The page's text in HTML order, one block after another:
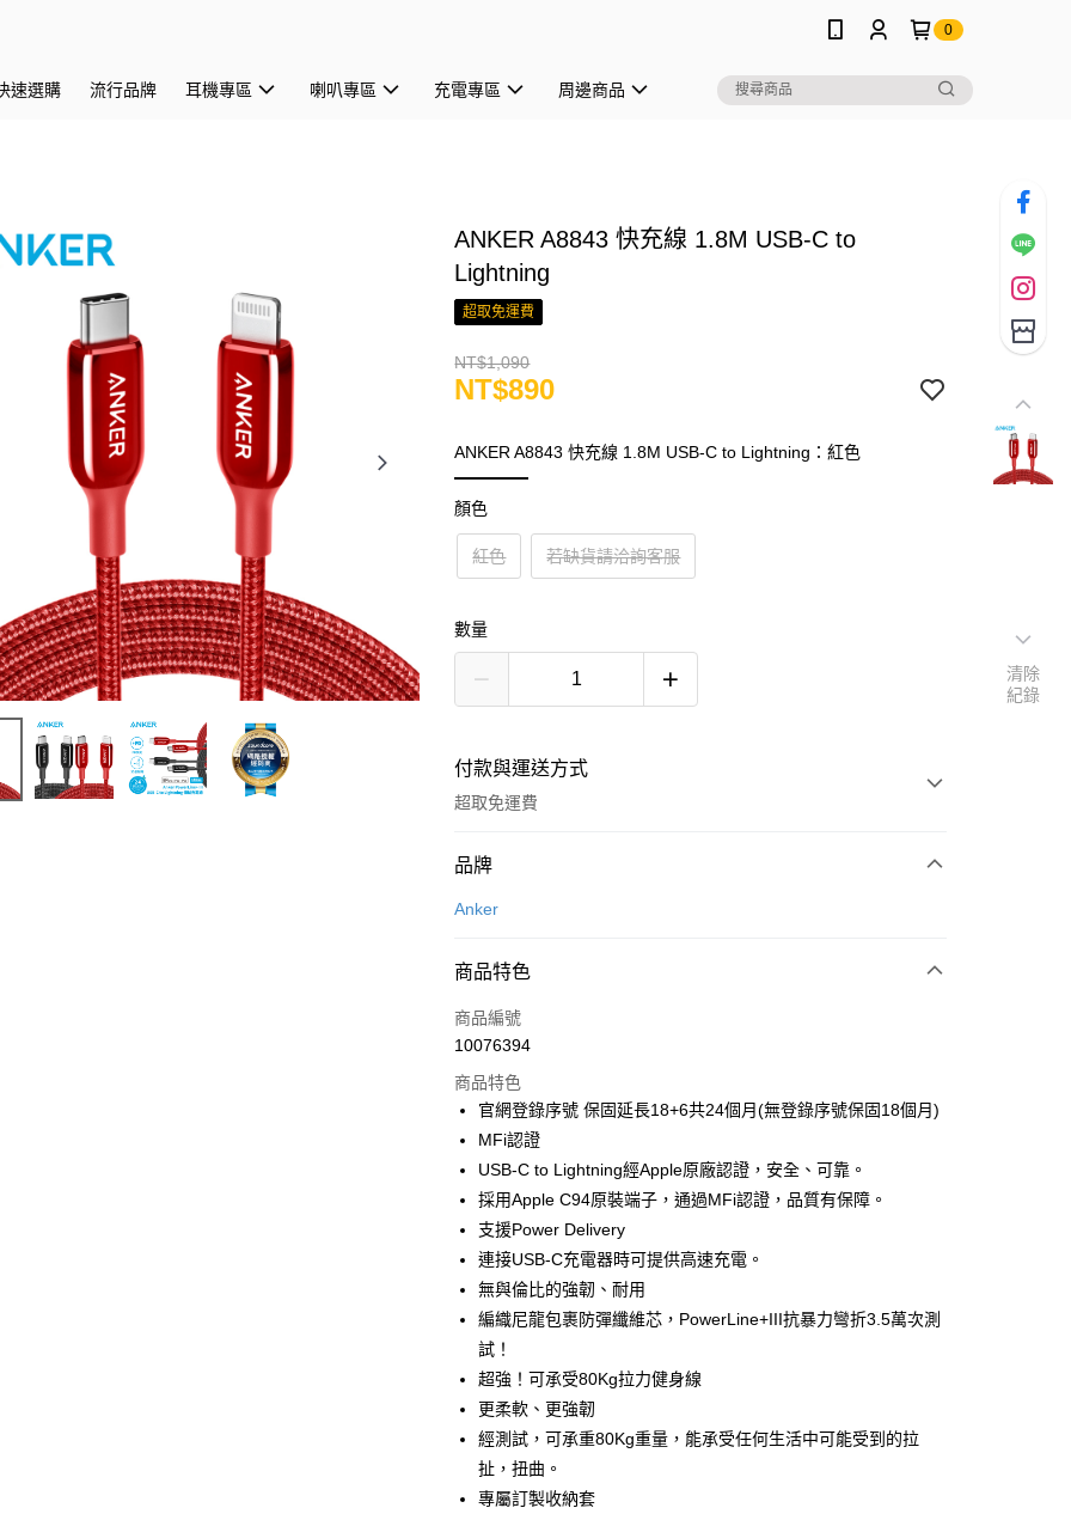
0
速選購 流行品牌 耳機專區 喇叭專區 充電專區 周邊商品
ANKER A8843 快充線 1.8M USB-C to
Lightning
超取免運費
NT$1,090
NT$890
ANKER A8843 快充線 1.8M USB-C to Lightning：紅色
顏色
紅色 若缺貨請洽詢客服
數量
付款與運送方式
超取免運費
付款方式
信用卡一次付款
街口支付
悠遊付
ATM付款
運送方式
付款後全家取貨
免運費
付款後7-11取貨
免運費
宅配
每筆NT$130，滿NT$399(含以上)免運費
品牌
Anker
商品特色
商品編號
10076394
商品特色
官網登錄序號 保固延長18+6共24個月(無登錄序號保固18個月)
MFi認證
USB-C to Lightning經Apple原廠認證，安全、可靠。
採用Apple C94原裝端子，通過MFi認證，品質有保障。
支援Power Delivery
連接USB-C充電器時可提供高速充電。
無與倫比的強韌、耐用
編織尼龍包裹防彈纖維芯，PowerLine+III抗暴力彎折3.5萬次測
試！
超強！可承受80Kg拉力健身線
更柔軟、更強韌
經測試，可承重80Kg重量，能承受任何生活中可能受到的拉
扯，扭曲。
專屬訂製收納套
清除
紀錄